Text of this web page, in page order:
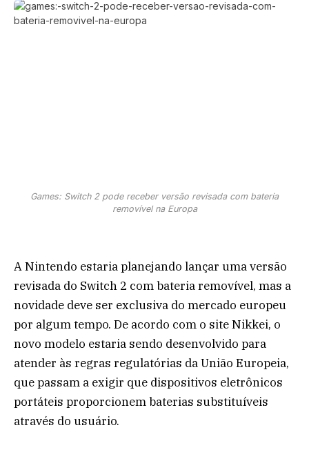
Games: Switch 2 pode receber versão revisada com bateria
removível na Europa
A Nintendo estaria planejando lançar uma versão
revisada do Switch 2 com bateria removível, mas a
novidade deve ser exclusiva do mercado europeu
por algum tempo. De acordo com o site Nikkei, o
novo modelo estaria sendo desenvolvido para
atender às regras regulatórias da União Europeia,
que passam a exigir que dispositivos eletrônicos
portáteis proporcionem baterias substituíveis
através do usuário.